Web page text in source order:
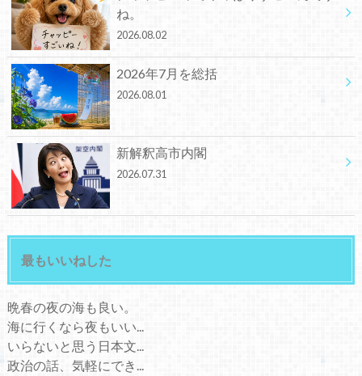
ね。
2026.08.02
2026年7月を総括
2026.08.01
新解釈高市内閣
2026.07.31
最もいいねした
晩春の夜の海も良い。
海に行くなら夜もいい...
いらないと思う日本文...
政治の話、気軽にでき...